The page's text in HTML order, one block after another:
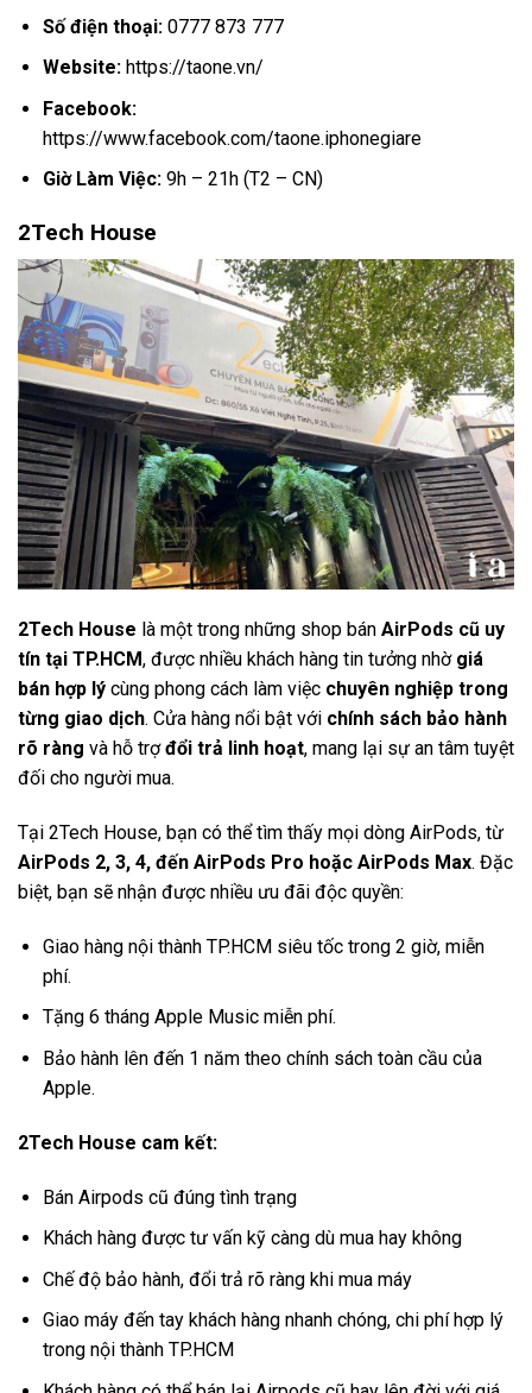
Số điện thoại:0777 873 777
Website:https://taone.vn/
Facebook:
https://www.facebook.com/taone.iphonegiare
Giờ Làm Việc:9h – 21h (T2 – CN)
2Tech House
2Tech House là một trong những shop bán AirPods cũ uy
tín tại TP.HCM, được nhiều khách hàng tin tưởng nhờ giá
bán hợp lý cùng phong cách làm việc chuyên nghiệp trong
từng giao dịch. Cửa hàng nổi bật với chính sách bảo hành
rõ ràng và hỗ trợđổi trả linh hoạt, mang lại sự an tâm tuyệt
đối cho người mua.
Tại 2Tech House, bạn có thể tìm thấy mọi dòng AirPods, từ
AirPods 2, 3, 4, đến AirPods Pro hoặc AirPods Max. Đặc
biệt, bạn sẽ nhận được nhiều ưu đãi độc quyền:
Giao hàng nội thành TP.HCM siêu tốc trong 2 giờ, miễn
phí.
Tặng 6 tháng Apple Music miễn phí.
Bảo hành lên đến 1 năm theo chính sách toàn cầu của
Apple.
2Tech House cam kết:
Bán Airpods cũ đúng tình trạng
Khách hàng được tư vấn kỹ càng dù mua hay không
Chế độ bảo hành, đổi trả rõ ràng khi mua máy
Giao máy đến tay khách hàng nhanh chóng, chi phí hợp lý
trong nội thành TP.HCM